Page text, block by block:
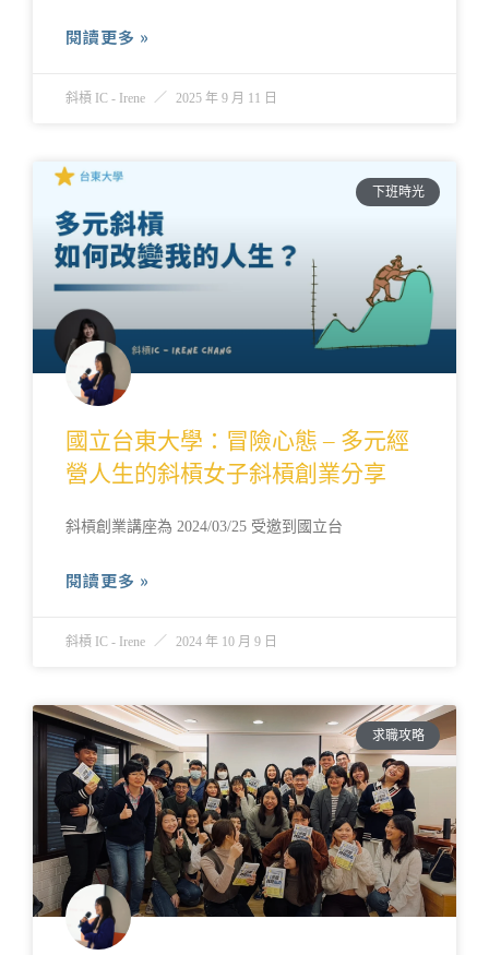
閱讀更多 »
斜槓 IC - Irene 2025 年 9 月 11 日
下班時光
國立台東大學：冒險心態 – 多元經
營人生的斜槓女子斜槓創業分享
斜槓創業講座為 2024/03/25 受邀到國立台
閱讀更多 »
斜槓 IC - Irene 2024 年 10 月 9 日
求職攻略